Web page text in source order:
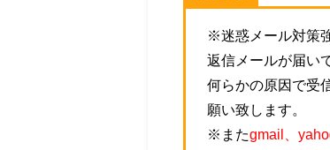
※迷惑メール対策
返信メールが届い
何らかの原因で受
願い致します。
※またgmail、